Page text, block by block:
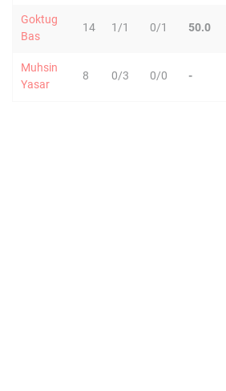
Goktug
Bas
14 1/1 0/1 50.0
Muhsin
Yasar
8 0/3 0/0 -